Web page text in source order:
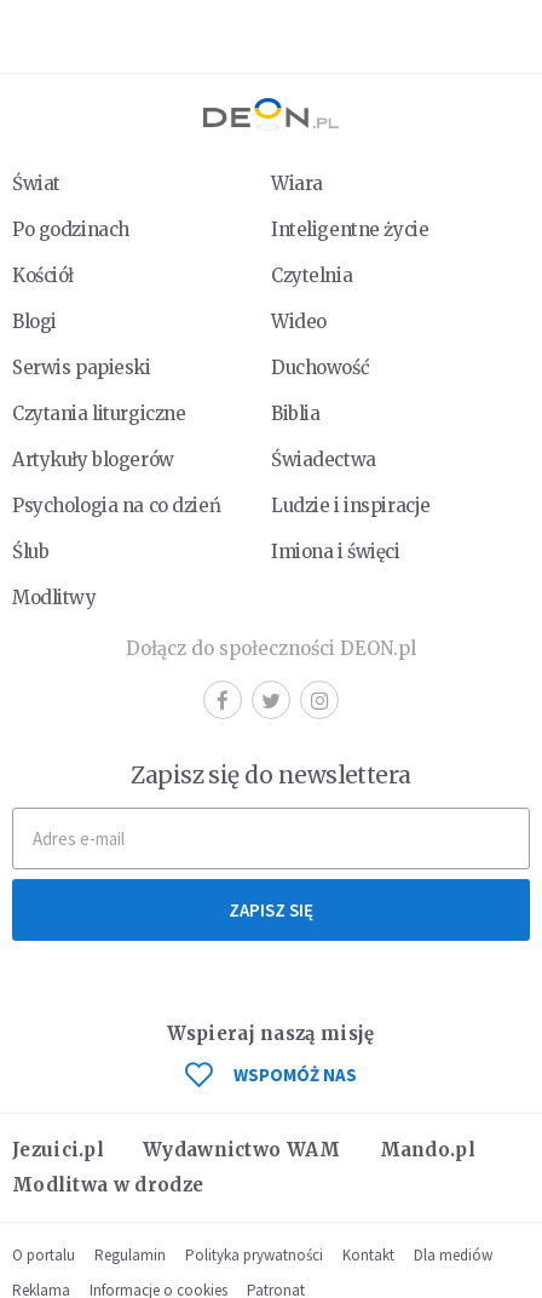
Świat
Wiara
Po godzinach
Inteligentne życie
Kościół
Czytelnia
Blogi
Wideo
Serwis papieski
Duchowość
Czytania liturgiczne
Biblia
Artykuły blogerów
Świadectwa
Psychologia na co dzień
Ludzie i inspiracje
Ślub
Imiona i święci
Modlitwy
Dołącz do społeczności DEON.pl
Zapisz się do newslettera
ZAPISZ SIĘ
Jezuici.pl Wydawnictwo WAM
Mando.pl
Modlitwa w drodze
Wspieraj naszą misję
WSPOMÓŻ NAS
O portalu Regulamin Polityka prywatności Kontakt
Dla mediów
Reklama
Informacje o cookies Patronat